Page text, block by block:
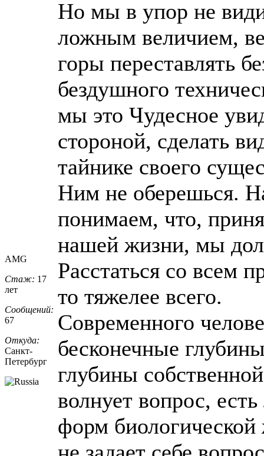
AMG
Стаж: 17
лет
Сообщений:
67
Откуда:
Санкт-
Петерб​ург
Но мы в упор не
ложным величием,
горы переставлять
бездушного
мы это Чудесное
стороной, сделать
тайнике своего
Ним не оберешься.
понимаем, что,
нашей жизни, мы
Расстаться со всем
то тяжелее всего.
Современного
бесконечные
глубины
волнует вопрос,
форм